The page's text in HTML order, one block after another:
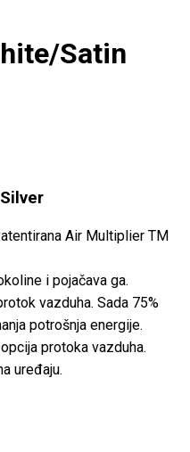
Satin
Air Multiplier TM
i pojačava ga.
vazduha. Sada 75%
potrošnja energije.
protoka vazduha.
uređaju.